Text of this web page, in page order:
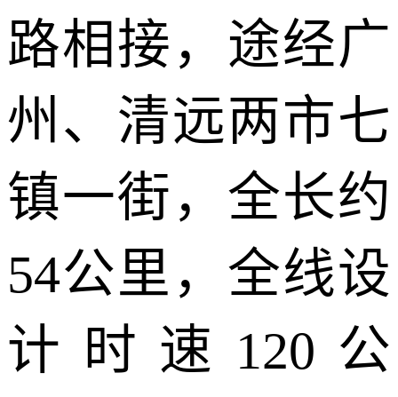
路相接，途经广
州、清远两市七
镇一街，全长约
54公里，全线设
计时速 120 公